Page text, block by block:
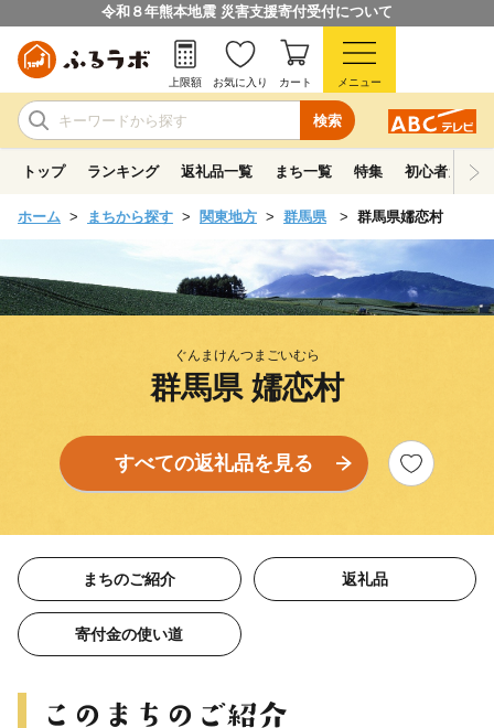
令和８年熊本地震 災害支援寄付受付について
検索
上限額 お気に入り カート メニュー
トップ ランキング 返礼品一覧 まち一覧 特集 初心者ガイド
ホーム まちから探す 関東地方 群馬県 群馬県嬬恋村
ぐんまけんつまごいむら
群馬県 嬬恋村
すべての返礼品を見る
まちのご紹介 返礼品
寄付金の使い道